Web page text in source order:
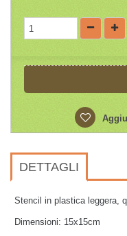
DETTAGLI
Stencil in plastica leggera,
Dimensioni: 15x15cm